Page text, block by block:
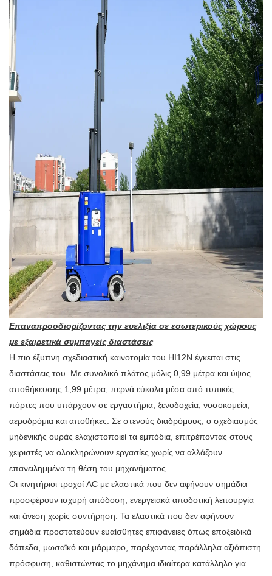
Επαναπροσδιορίζοντας την ευελιξία σε εσωτερικούς χώρους
με εξαιρετικά συμπαγείς διαστάσεις
Η πιο έξυπνη σχεδιαστική καινοτομία του HI12N έγκειται στις
διαστάσεις του. Με συνολικό πλάτος μόλις 0,99 μέτρα και ύψος
αποθήκευσης 1,99 μέτρα, περνά εύκολα μέσα από τυπικές
πόρτες που υπάρχουν σε εργαστήρια, ξενοδοχεία, νοσοκομεία,
αεροδρόμια και αποθήκες. Σε στενούς διαδρόμους, ο σχεδιασμός
μηδενικής ουράς ελαχιστοποιεί τα εμπόδια, επιτρέποντας στους
χειριστές να ολοκληρώνουν εργασίες χωρίς να αλλάζουν
επανειλημμένα τη θέση του μηχανήματος.
Οι κινητήριοι τροχοί AC με ελαστικά που δεν αφήνουν σημάδια
προσφέρουν ισχυρή απόδοση, ενεργειακά αποδοτική λειτουργία
και άνεση χωρίς συντήρηση. Τα ελαστικά που δεν αφήνουν
σημάδια προστατεύουν ευαίσθητες επιφάνειες όπως εποξειδικά
δάπεδα, μωσαϊκό και μάρμαρο, παρέχοντας παράλληλα αξιόπιστη
πρόσφυση, καθιστώντας το μηχάνημα ιδιαίτερα κατάλληλο για